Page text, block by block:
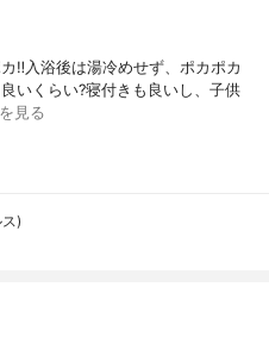
‼️⁣入浴後は湯冷めせず、ポカポカ
いくらい?⁣寝付きも良いし、子供
見る
)